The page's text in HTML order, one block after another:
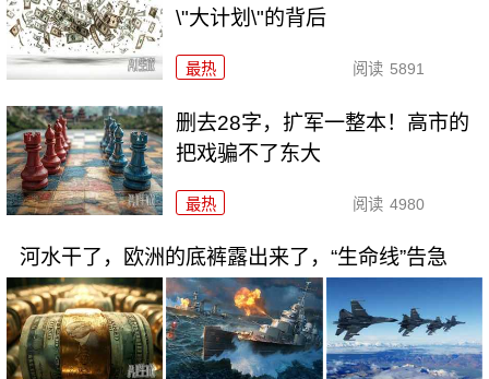
\"大计划\"的背后
最热 阅读 5891
删去28字，扩军一整本！高市的
把戏骗不了东大
最热 阅读 4980
河水干了，欧洲的底裤露出来了，“生命线”告急